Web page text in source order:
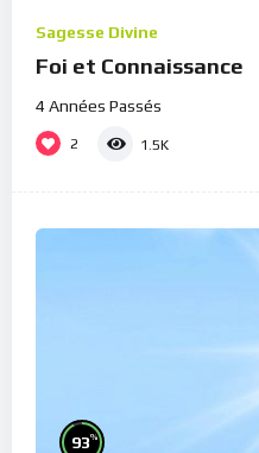
Sagesse Divine
Foi et Connaissance
4 Années Passés
2 1.5K
93%